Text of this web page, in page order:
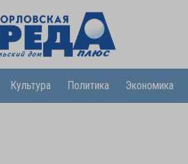
Культура Политика Экономика